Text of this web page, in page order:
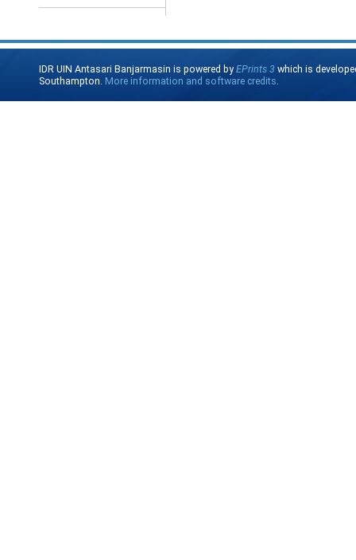
IDR UIN Antasari Banjarmasin is powered byEPrints 3 which is
Southampton. More information and software credits.